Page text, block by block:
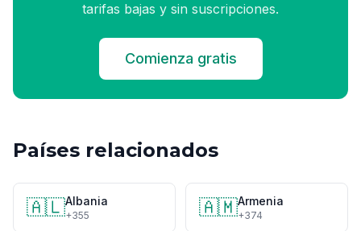
tarifas bajas y sin suscripciones.
Comienza gratis
Países relacionados
🇦🇱Albania
+355 🇦🇲Armenia
+374